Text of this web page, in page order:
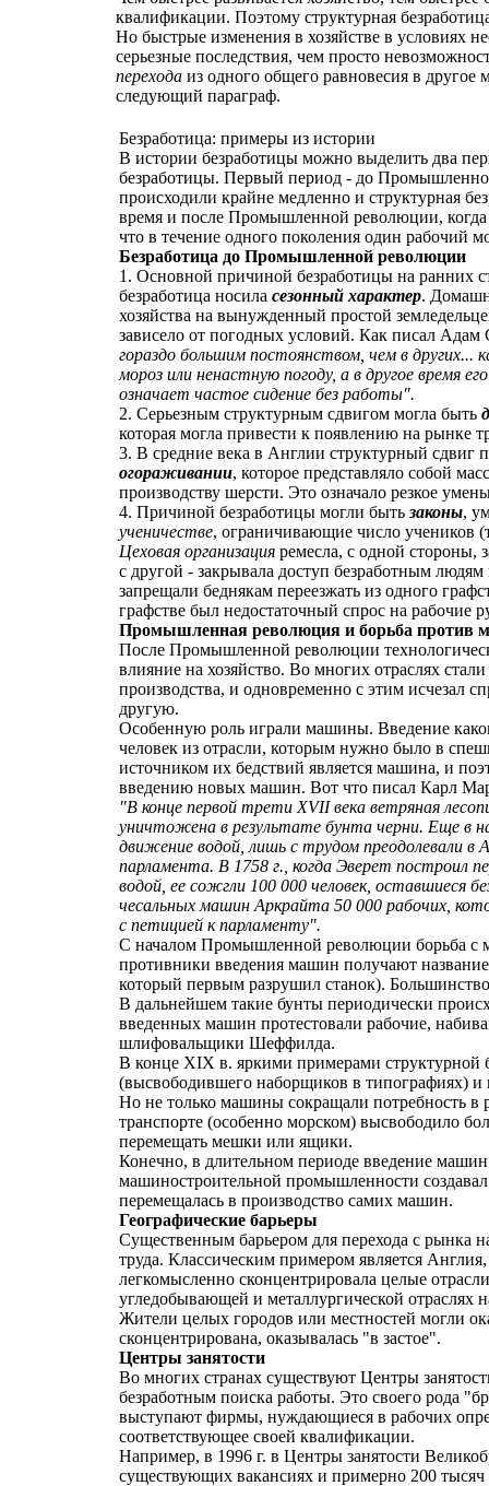
квалификации. Поэтому структурная
Но быстрые изменения в хозяйстве в условиях
серьезные последствия, чем просто
перехода из одного общего равновесия в
следующий параграф.
Безработица: примеры из истории
В истории безработицы можно выделить два
безработицы. Первый период - до
происходили крайне медленно и структурная
время и после Промышленной революции, когда
что в течение одного поколения один рабочий
Безработица до Промышленной революции
1. Основной причиной безработицы на ранних
безработица носила сезонный характер.
хозяйства на вынужденный простой
зависело от погодных условий. Как писал
гораздо большим постоянством, чем в
мороз или ненастную погоду, а в другое время
означает частое сидение без работы".
2. Серьезным структурным сдвигом могла быть
которая могла привести к появлению на рынке
3. В средние века в Англии структурный сдвиг
огораживании, которое представляло собой
производству шерсти. Это означало резкое
4. Причиной безработицы могли быть законы,
ученичестве, ограничивающие число учеников
Цеховая организация ремесла, с одной стороны,
с другой - закрывала доступ безработным
запрещали беднякам переезжать из одного
графстве был недостаточный спрос на рабочие
Промышленная революция и борьба против
После Промышленной революции
влияние на хозяйство. Во многих отраслях
производства, и одновременно с этим исчезал
другую.
Особенную роль играли машины. Введение
человек из отрасли, которым нужно было в
источником их бедствий является машина, и
введению новых машин. Вот что писал Карл
"В конце первой трети XVII века ветряная
уничтожена в результате бунта черни. Еще в
движение водой, лишь с трудом преодолевали в
парламента. В 1758 г., когда Эверет построил
водой, ее сожгли 100 000 человек, оставшиеся
чесальных машин Аркрайта 50 000 рабочих,
с петицией к парламенту".
С началом Промышленной революции борьба с
противники введения машин получают
который первым разрушил станок).
В дальнейшем такие бунты периодически
введенных машин протестовали рабочие,
шлифовальщики Шеффилда.
В конце XIX в. яркими примерами структурной
(высвободившего наборщиков в типографиях) и
Но не только машины сокращали потребность в
транспорте (особенно морском) высвободило
перемещать мешки или ящики.
Конечно, в длительном периоде введение
машиностроительной промышленности
перемещалась в производство самих машин.
Географические барьеры
Существенным барьером для перехода с рынка
труда. Классическим примером является
легкомысленно сконцентрировала целые
угледобывающей и металлургической отраслях
Жители целых городов или местностей могли
сконцентрирована, оказывалась "в застое".
Центры занятости
Во многих странах существуют Центры
безработным поиска работы. Это своего рода
выступают фирмы, нуждающиеся в рабочих
соответствующее своей квалификации.
Например, в 1996 г. в Центры занятости
существующих вакансиях и примерно 200